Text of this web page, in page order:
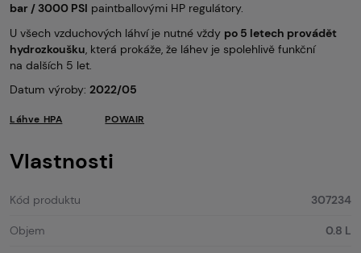
bar / 3000 PSI paintballovými HP regulátory.
U všech vzduchových láhví je nutné vždy po 5 letech provádět
hydrozkoušku , která prokáže, že láhev je spolehlivě funkční
na dalších 5 let.
Datum výroby: 2022/05
Láhve HPA POWAIR
Vlastnosti
Kód produktu 307234
Objem 0.8 L